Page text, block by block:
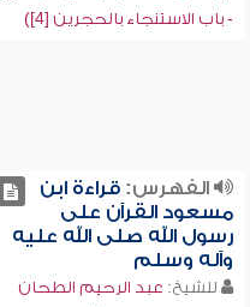
- باب الاستنجاء بالحجرين [4])
الفهرس:قراءة ابن
مسعود القرآن على
رسول الله صلى الله عليه
وآله وسلم
للشيخ: عبد الرحيم الطحان